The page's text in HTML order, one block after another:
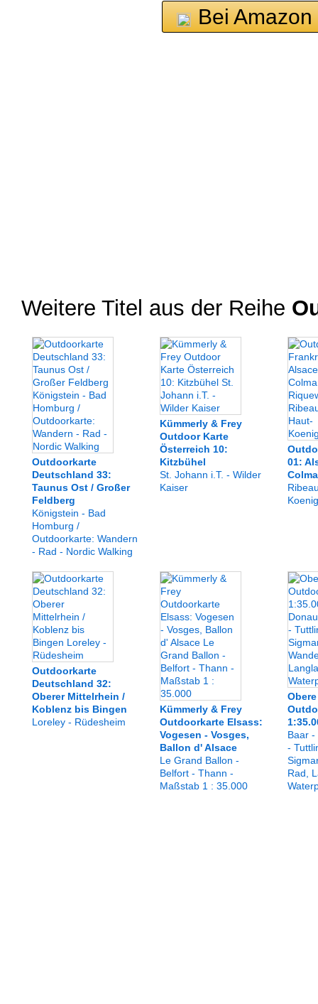
Bei
Weitere Titel aus der Reihe
Outdoorkarte
Deutschland 33:
Taunus Ost / Großer
Feldberg
Königstein - Bad
Homburg /
Outdoorkarte: Wandern
- Rad - Nordic Walking
Kümmerly & Frey
Outdoor Karte
Österreich 10:
Kitzbühel
St. Johann i.T. - Wilder
Kaiser
01:
Outdoorkarte
Deutschland 32:
Oberer Mittelrhein /
Koblenz bis Bingen
Loreley - Rüdesheim
Kümmerly & Frey
Outdoorkarte Elsass:
Vogesen - Vosges,
Ballon d' Alsace
Le Grand Ballon -
Belfort - Thann -
Maßstab 1 : 35.000
Baar -
-
Rad,